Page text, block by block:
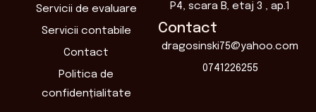
Servicii de evaluare
Servicii contabile
Contact
Politica de
confidențialitate
P4, scara B, etaj 3 , ap.1
Contact
dragosinski75@yahoo.com
0741226255